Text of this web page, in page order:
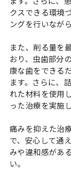
クスできる環境
ングを行いなが
また、削る量を
おり、虫歯部分
康な歯をできる
ます。さらに、
れた材料を使用
った治療を実施し
痛みを抑えた治
で、安心して通
みや違和感があ
い。